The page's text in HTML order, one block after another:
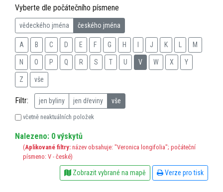
Vyberte dle počátečního písmene
vědeckého jména českého jména
A B C D E F G H J K M
N O P Q R S T U V W X Y
Z vše
Filtr: jen byliny jen dřeviny vše
včetně neaktuálních položek
Nalezeno: 0 výskytů
(Aplikované filtry: název obsahuje: "Veronica longifolia"; počáteční
písmeno: V - české)
Zobrazit vybrané na mapě Verze pro tisk